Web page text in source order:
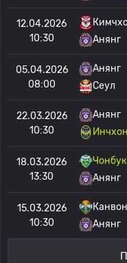
12.04.2026
10:30
Анянг
05.04.2026
08:00
Анянг
Сеул
22.03.2026
10:30
Анянг
Инчхон
18.03.2026
13:30
Чонбук
Анянг
15.03.2026
10:30
Канвон
Анянг